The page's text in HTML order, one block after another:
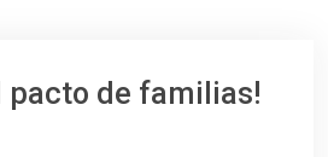
pacto de familias!